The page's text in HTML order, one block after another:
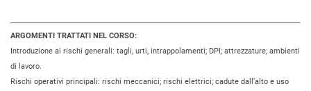
ARGOMENTI TRATTATI NEL CORSO:
Introduzione ai rischi generali: tagli, urti, intrappolamenti; DPI; attrezzature; ambienti
di lavoro.
Rischi operativi principali: rischi meccanici; rischi elettrici; cadute dall’alto e uso